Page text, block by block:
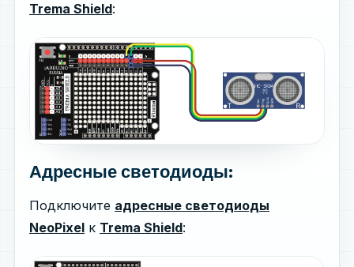
Trema Shield:
Адресные светодиоды:
Подключите адресные светодиоды
NeoPixel к Trema Shield: